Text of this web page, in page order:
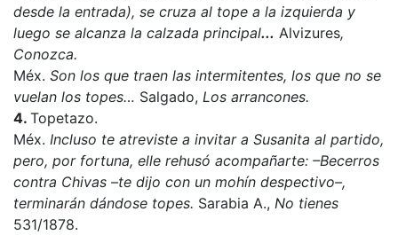
desde la entrada), se cruza al tope a la izquierda y
luego se alcanza la calzada principal... Alvizures,
Conozca.
Méx. Son los que traen las intermitentes, los que no se
vuelan los topes… Salgado, Los arrancones.
4. Topetazo.
Méx. Incluso te atreviste a invitar a Susanita al partido,
pero, por fortuna, elle rehusó acompañarte: –Becerros
contra Chivas –te dijo con un mohín despectivo–,
terminarán dándose topes. Sarabia A., No tienes
531/1878.